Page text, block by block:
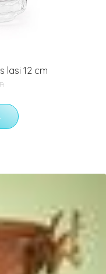
lasi 12 cm